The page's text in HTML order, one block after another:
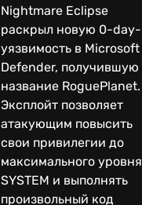
Nightmare Eclipse
раскрыл новую 0-day-
уязвимость в Microsoft
Defender, получившую
название RoguePlanet.
Эксплойт позволяет
атакующим повысить
свои привилегии до
максимального уровня
SYSTEM и выполнять
произвольный код